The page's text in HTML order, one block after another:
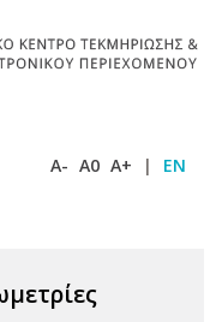
A- A0 A+ | EN